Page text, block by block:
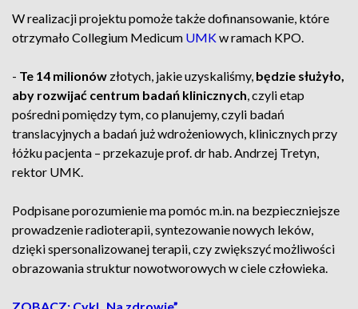
W realizacji projektu pomoże także dofinansowanie, które
otrzymało Collegium Medicum UMKw ramach KPO.
- Te 14 milionów złotych, jakie uzyskaliśmy, będzie służyło,
aby rozwijać centrum badań klinicznych, czyli etap
pośredni pomiędzy tym, co planujemy, czyli badań
translacyjnych a badań już wdrożeniowych, klinicznych przy
łóżku pacjenta – przekazuje prof. dr hab. Andrzej Tretyn,
rektor UMK.
Podpisane porozumienie ma pomóc m.in. na bezpieczniejsze
prowadzenie radioterapii, syntezowanie nowych leków,
dzięki spersonalizowanej terapii, czy zwiększyć możliwości
obrazowania struktur nowotworowych w ciele człowieka.